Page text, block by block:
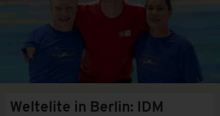
Weltelite in Berlin: IDM